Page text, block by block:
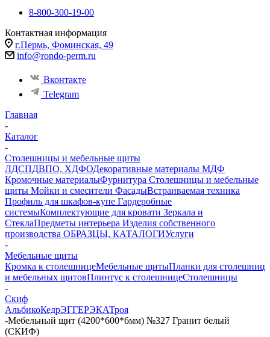
8-800-300-19-00
Контактная информация
г.Пермь, Фоминская, 49
info@rondo-perm.ru
Вконтакте
Telegram
Главная
-
Каталог
-
Столешницы и мебельные щиты
ЛДСПДВПО, ХДФОДекоративные материалы МДФ
Кромочные материалыФурнитура Столешницы и мебельные
щиты Мойки и смесители ФасадыВстраиваемая техника
Профиль для шкафов-купе Гардеробные
системыКомплектующие для кровати Зеркала и
СтеклаПредметы интерьера Изделия собственного
производства ОБРАЗЦЫ, КАТАЛОГИУслуги
-
Мебельные щиты
Кромка к столешницеМебельные щитыПланки для столешниц
и мебельных щитовПлинтус к столешницеСтолешницы
-
Скиф
АльбикоКедрЭГГЕРЭКАТроя
-Мебельный щит (4200*600*6мм) №327 Гранит белый
(СКИФ)